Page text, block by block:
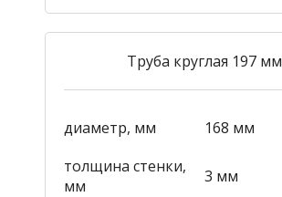
Труба круглая 197 мм
диаметр, мм
168 мм
толщина стенки,
мм
3 мм